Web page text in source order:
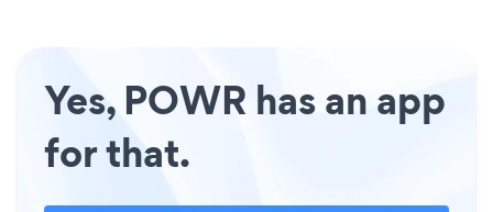
Yes, POWR has an app
for that.